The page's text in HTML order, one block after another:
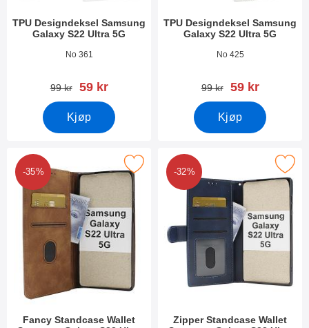
TPU Designdeksel Samsung
Galaxy S22 Ultra 5G
Varenummer 43244
No 361
gammel pris
99 kr ny pris
59 kr
Kjøp
TPU Designdeksel Samsung
Galaxy S22 Ultra 5G
Varenummer 43243
No 425
gammel pris
99 kr ny pris
59 kr
Kjøp
-35%
Fancy Standcase Wallet
Standcase Wallet Samsung Galaxy S22 Ultra 5G som favoritt
-32%
Zipper Standcase Wallet
Merk zipper Standcase Wallet Samsung